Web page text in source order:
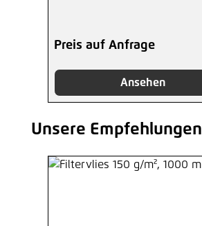
Preis auf Anfrage
Ansehen
Produktgalerie überspringen
Unsere Empfehlungen